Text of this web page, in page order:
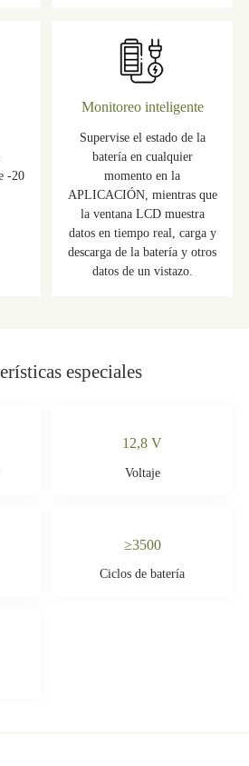
-20
Monitoreo inteligente
Supervise el estado de la
batería en cualquier
momento en la
APLICACIÓN, mientras que
la ventana LCD muestra
datos en tiempo real, carga y
descarga de la batería y otros
datos de un vistazo.
especiales
12,8 V
Voltaje
≥3500
Ciclos de batería